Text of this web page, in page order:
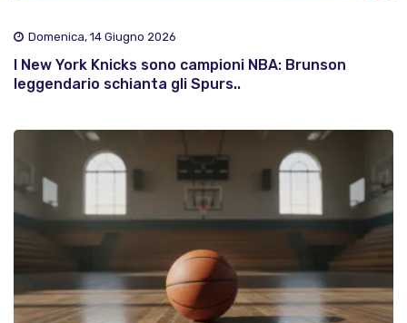
Domenica, 14 Giugno 2026
I New York Knicks sono campioni NBA: Brunson
leggendario schianta gli Spurs..